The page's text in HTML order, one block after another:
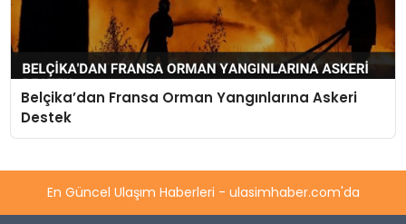
Belçika’dan Fransa Orman Yangınlarına Askeri
Destek
En Güncel Ulaşım Haberleri - ulasimhaber.com'da